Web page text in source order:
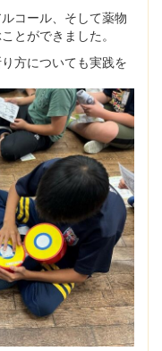
コール、そして薬物
とができました。
方についても実践を